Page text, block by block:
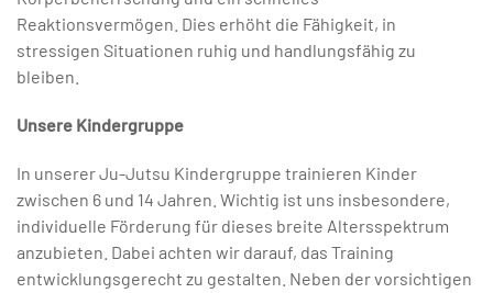
Reaktionsvermögen. Dies erhöht die Fähigkeit, in
stressigen Situationen ruhig und handlungsfähig zu
bleiben.
Unsere Kindergruppe
In unserer Ju-Jutsu Kindergruppe trainieren Kinder
zwischen 6 und 14 Jahren. Wichtig ist uns insbesondere,
individuelle Förderung für dieses breite Altersspektrum
anzubieten. Dabei achten wir darauf, das Training
entwicklungsgerecht zu gestalten. Neben der vorsichtigen